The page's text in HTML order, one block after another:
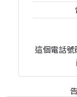
這個電話號